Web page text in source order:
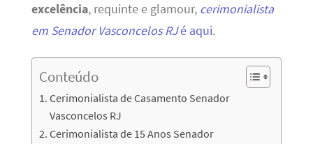
excelência, requinte e glamour, cerimonialista
em Senador Vasconcelos RJé aqui.
Conteúdo
Cerimonialista de Casamento Senador
Vasconcelos RJ
Cerimonialista de 15 Anos Senador